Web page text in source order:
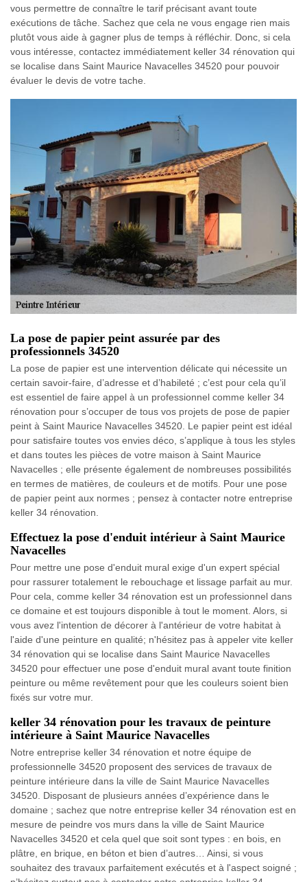
vous permettre de connaître le tarif précisant avant toute
exécutions de tâche. Sachez que cela ne vous engage rien mais
plutôt vous aide à gagner plus de temps à réfléchir. Donc, si cela
vous intéresse, contactez immédiatement keller 34 rénovation qui
se localise dans Saint Maurice Navacelles 34520 pour pouvoir
évaluer le devis de votre tache.
La pose de papier peint assurée par des
professionnels 34520
La pose de papier est une intervention délicate qui nécessite un
certain savoir-faire, d’adresse et d’habileté ; c’est pour cela qu’il
est essentiel de faire appel à un professionnel comme keller 34
rénovation pour s’occuper de tous vos projets de pose de papier
peint à Saint Maurice Navacelles 34520. Le papier peint est idéal
pour satisfaire toutes vos envies déco, s’applique à tous les styles
et dans toutes les pièces de votre maison à Saint Maurice
Navacelles ; elle présente également de nombreuses possibilités
en termes de matières, de couleurs et de motifs. Pour une pose
de papier peint aux normes ; pensez à contacter notre entreprise
keller 34 rénovation.
Effectuez la pose d'enduit intérieur à Saint Maurice
Navacelles
Pour mettre une pose d'enduit mural exige d'un expert spécial
pour rassurer totalement le rebouchage et lissage parfait au mur.
Pour cela, comme keller 34 rénovation est un professionnel dans
ce domaine et est toujours disponible à tout le moment. Alors, si
vous avez l'intention de décorer à l'antérieur de votre habitat à
l'aide d'une peinture en qualité; n'hésitez pas à appeler vite keller
34 rénovation qui se localise dans Saint Maurice Navacelles
34520 pour effectuer une pose d'enduit mural avant toute finition
peinture ou même revêtement pour que les couleurs soient bien
fixés sur votre mur.
keller 34 rénovation pour les travaux de peinture
intérieure à Saint Maurice Navacelles
Notre entreprise keller 34 rénovation et notre équipe de
professionnelle 34520 proposent des services de travaux de
peinture intérieure dans la ville de Saint Maurice Navacelles
34520. Disposant de plusieurs années d’expérience dans le
domaine ; sachez que notre entreprise keller 34 rénovation est en
mesure de peindre vos murs dans la ville de Saint Maurice
Navacelles 34520 et cela quel que soit sont types : en bois, en
plâtre, en brique, en béton et bien d’autres… Ainsi, si vous
souhaitez des travaux parfaitement exécutés et à l'aspect soigné ;